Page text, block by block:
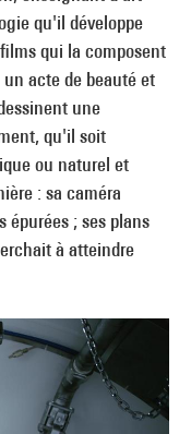
qu'il développe
qui la composent
acte de beauté et
une
qu'il soit
ou naturel et
: sa caméra
épurées ; ses plans
à atteindre